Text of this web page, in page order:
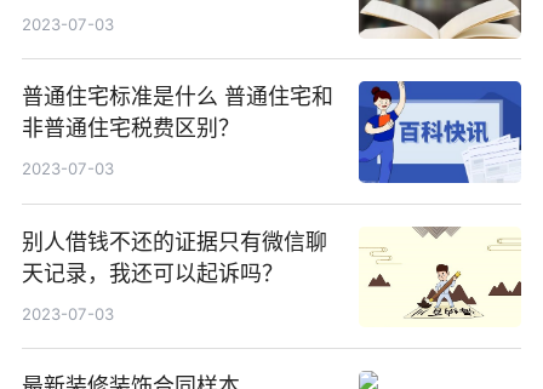
贴的行为有哪些？
2023-07-03
普通住宅标准是什么 普通住宅和
非普通住宅税费区别？
2023-07-03
别人借钱不还的证据只有微信聊
天记录，我还可以起诉吗？
2023-07-03